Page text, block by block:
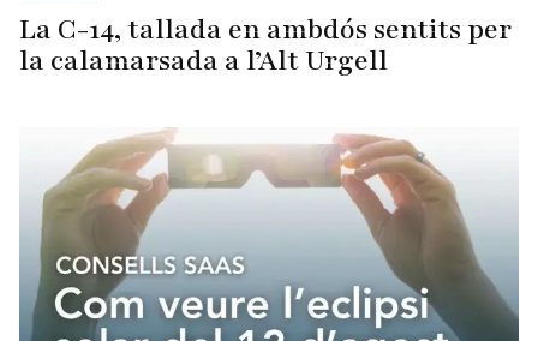
La C-14, tallada en ambdós sentits per
la calamarsada a l’Alt Urgell